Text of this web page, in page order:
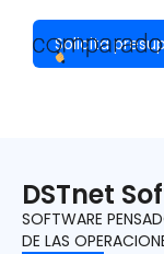
Solicita
DSTnet
SOFTWARE
DE LAS